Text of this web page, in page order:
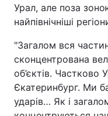
Урал, але поза
найпівнічніші
"Загалом вся
сконцентрована
об’єктів. Частково
Єкатеринбург. Ми
ударів… Як і